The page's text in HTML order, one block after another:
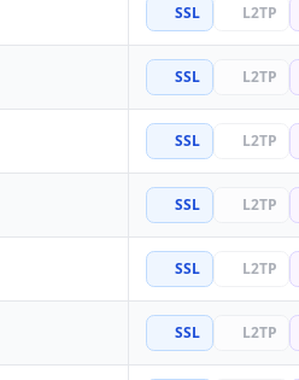
SSL L2TP
SSL L2TP
SSL L2TP
SSL L2TP
SSL L2TP
SSL L2TP